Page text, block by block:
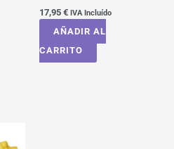
17,95 € IVA Incluído
AÑADIR AL
CARRITO